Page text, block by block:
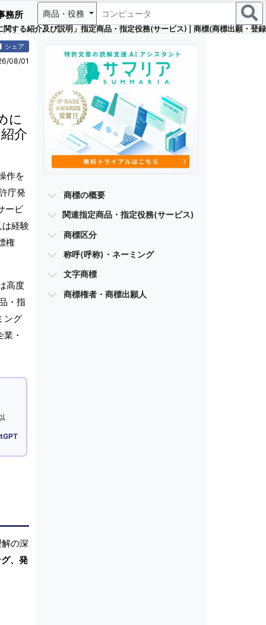
する紹介及び説明」指定商品・指定役務(サービス) | 商標(商標出願・登
務所 商品・役務
シェア
08/01
に
介
作を
庁発
ービ
経験
権
高度
・指
ング
・
の深
、発
商標の概要
関連指定商品・指定役務(サービス)
商標区分
称呼(呼称)・ネーミング
文字商標
商標権者・商標出願人